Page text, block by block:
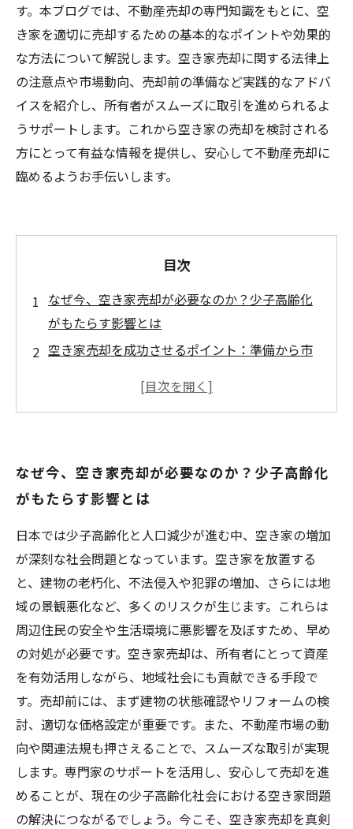
す。本ブログでは、不動産売却の専門知識をもとに、空
き家を適切に売却するための基本的なポイントや効果的
な方法について解説します。空き家売却に関する法律上
の注意点や市場動向、売却前の準備など実践的なアドバ
イスを紹介し、所有者がスムーズに取引を進められるよ
うサポートします。これから空き家の売却を検討される
方にとって有益な情報を提供し、安心して不動産売却に
臨めるようお手伝いします。
目次
なぜ今、空き家売却が必要なのか？少子高齢化
がもたらす影響とは
空き家売却を成功させるポイント：準備から市
専門家が教える！空き家売却で押さえるべき法
に売るための戦略
売却完了後に待つ安心の未来：空き家問題の解
決と次のステップ
知らなきゃ損！空き家売却で得られるメリット
と活用アイデア
空き家売却の成功事例紹介：実際の売却ストー
リーから学ぶ秘訣
なぜ今、空き家売却が必要なのか？少子高齢化
がもたらす影響とは
日本では少子高齢化と人口減少が進む中、空き家の増加
が深刻な社会問題となっています。空き家を放置する
と、建物の老朽化、不法侵入や犯罪の増加、さらには地
域の景観悪化など、多くのリスクが生じます。これらは
周辺住民の安全や生活環境に悪影響を及ぼすため、早め
の対処が必要です。空き家売却は、所有者にとって資産
を有効活用しながら、地域社会にも貢献できる手段で
す。売却前には、まず建物の状態確認やリフォームの検
討、適切な価格設定が重要です。また、不動産市場の動
向や関連法規も押さえることで、スムーズな取引が実現
します。専門家のサポートを活用し、安心して売却を進
めることが、現在の少子高齢化社会における空き家問題
の解決につながるでしょう。今こそ、空き家売却を真剣